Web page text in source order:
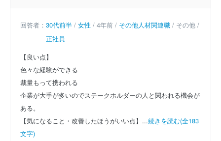
回答者： 30代前半 / 女性 / 4年前 / その他人材関連職 / その他 /
正社員
【良い点】
色々な経験ができる
裁量もって携われる
企業が大手が多いのでステークホルダーの人と関われる機会が
ある。
【気になること・改善したほうがいい点】...続きを読む(全183
文字)